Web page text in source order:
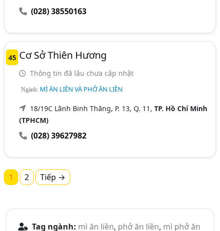
(028) 38550163
45 Cơ Sở Thiên Hương
Thông tin đã lâu chưa cập nhật
Ngành: MÌ ĂN LIỀN VÀ PHỞ ĂN LIỀN
18/19C Lãnh Binh Thăng, P. 13, Q. 11,TP. Hồ Chí Minh
(TPHCM)
(028) 39627982
1 2 Tiếp →
Tag ngành: mì ăn liền, phở ăn liền, mì phở ăn